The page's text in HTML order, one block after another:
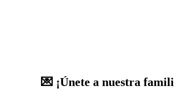
💌 ¡Únete a nuestra